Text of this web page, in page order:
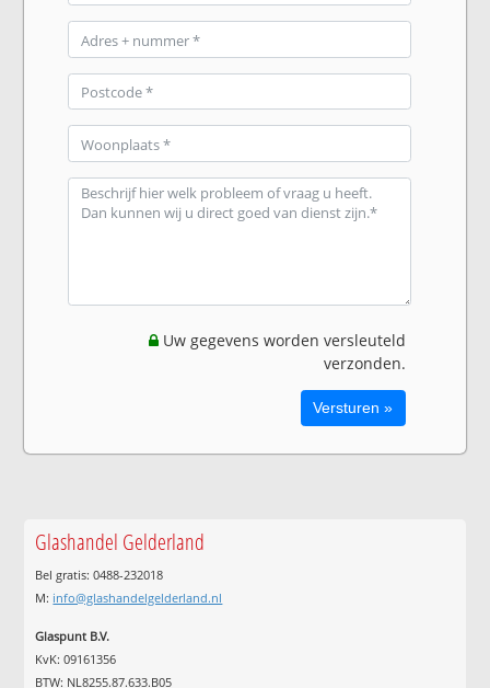
Uw gegevens worden versleuteld
verzonden.
Glashandel Gelderland
Bel gratis: 0488-232018
M: info@glashandelgelderland.nl
Glaspunt B.V.
KvK: 09161356
BTW: NL8255.87.633.B05